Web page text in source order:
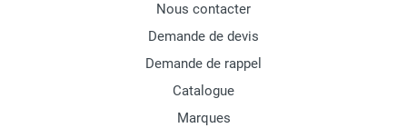
Nous contacter
Demande de devis
Demande de rappel
Catalogue
Marques